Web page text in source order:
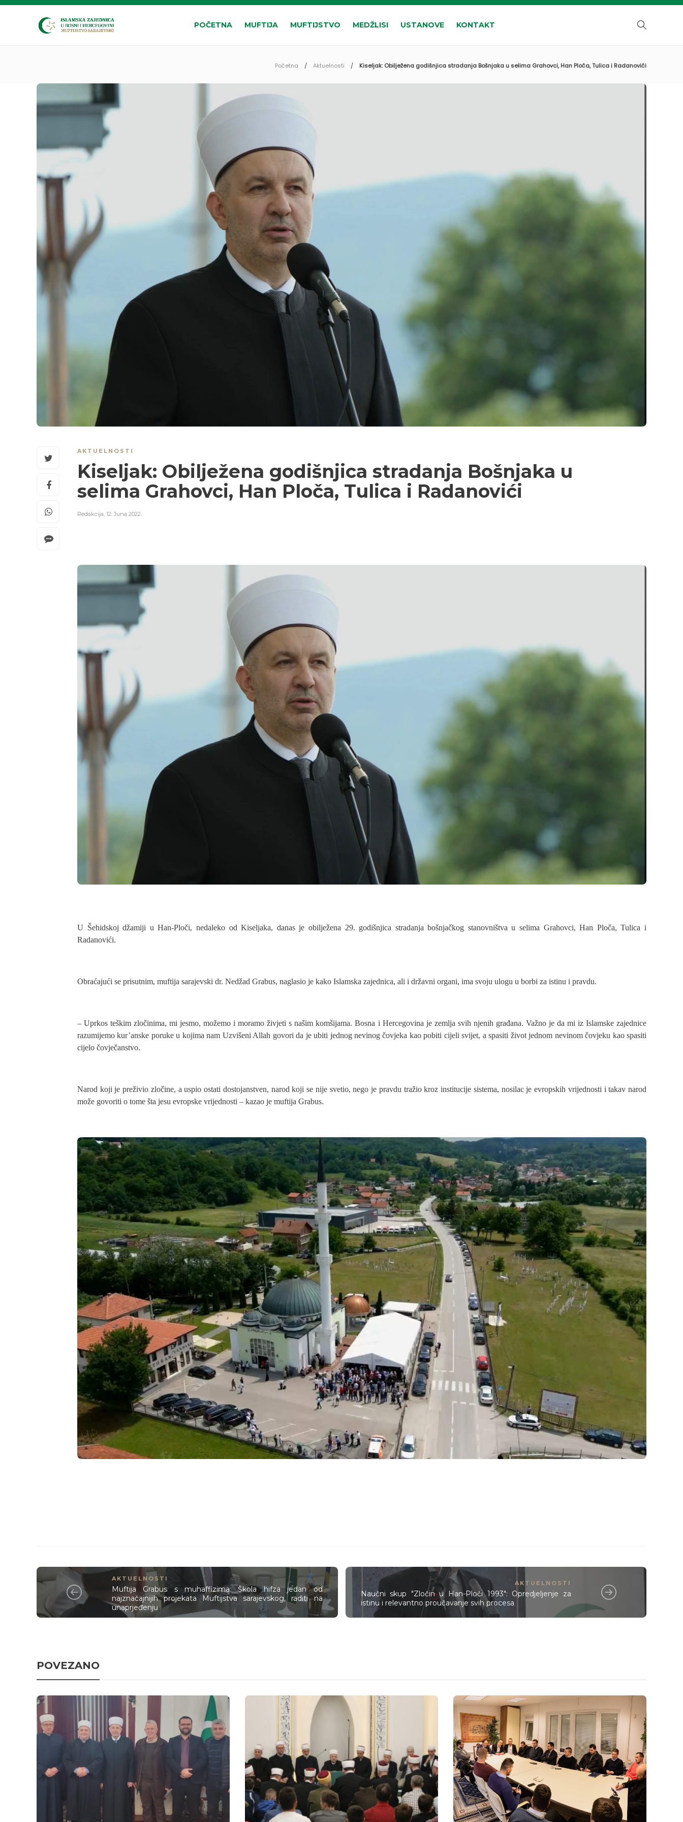
POČETNA MUFTIJA MUFTIJSTVO MEDŽLISI USTANOVE KONTAKT
Početna Aktuelnosti Kiseljak: Obilježena godišnjica stradanja Bošnjaka u selima Grahovci, Han Ploča, Tulica i Radanovići
AKTUELNOSTI
Kiseljak: Obilježena godišnjica stradanja Bošnjaka u
selima Grahovci, Han Ploča, Tulica i Radanovići
Redakcija 12. Juna 2022.
U Šehidskoj džamiji u Han-Ploči, nedaleko od Kiseljaka, danas je obilježena 29. godišnjica stradanja bošnjačkog stanovništva u selima Grahovci, Han Ploča, Tulica i
Radanovići.
Obraćajući se prisutnim, muftija sarajevski dr. Nedžad Grabus, naglasio je kako Islamska zajednica, ali i državni organi, ima svoju ulogu u borbi za istinu i pravdu.
– Uprkos teškim zločinima, mi jesmo, možemo i moramo živjeti s našim komšijama. Bosna i Hercegovina je zemlja svih njenih građana. Važno je da mi iz Islamske zajednice
razumijemo kur’anske poruke u kojima nam Uzvišeni Allah govori da je ubiti jednog nevinog čovjeka kao pobiti cijeli svijet, a spasiti život jednom nevinom čovjeku kao spasiti
cijelo čovječanstvo.
Narod koji je preživio zločine, a uspio ostati dostojanstven, narod koji se nije svetio, nego je pravdu tražio kroz institucije sistema, nosilac je evropskih vrijednosti i takav narod
može govoriti o tome šta jesu evropske vrijednosti – kazao je muftija Grabus.
AKTUELNOSTI
Muftija Grabus s muhaffizima: Škola hifza jedan od
najznačajnijih projekata Muftijstva sarajevskog, raditi na
unaprjeđenju
AKTUELNOSTI
Naučni skup "Zločin u Han-Ploči 1993": Opredjeljenje za
istinu i relevantno proučavanje svih procesa
POVEZANO